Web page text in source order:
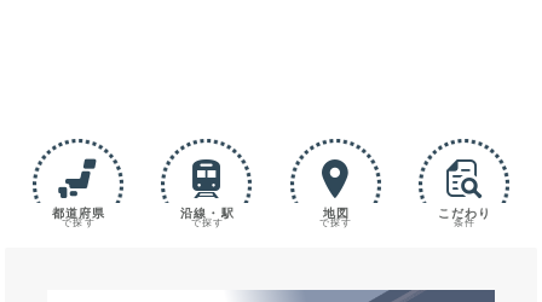
都道府県
で探す
沿線・駅
で探す
地図
で探す
こだわり
条件